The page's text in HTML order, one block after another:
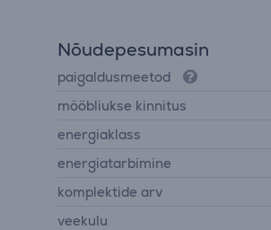
Nõudepesumasin
paigaldusmeetod
mööbliukse kinnitus
energiaklass
energiatarbimine
komplektide arv
veekulu